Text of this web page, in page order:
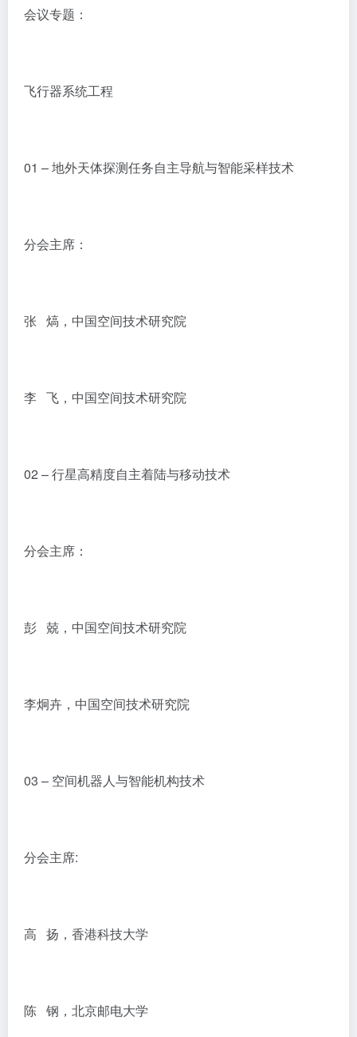
会议专题：
飞行器系统工程
01 – 地外天体探测任务自主导航与智能采样技术
分会主席：
张 熇，中国空间技术研究院
李 飞，中国空间技术研究院
02 – 行星高精度自主着陆与移动技术
分会主席：
彭 兢，中国空间技术研究院
李炯卉，中国空间技术研究院
03 – 空间机器人与智能机构技术
分会主席:
高 扬，香港科技大学
陈 钢，北京邮电大学